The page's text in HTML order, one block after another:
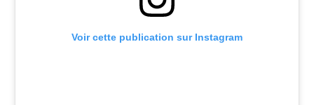
Voir cette publication sur Instagram